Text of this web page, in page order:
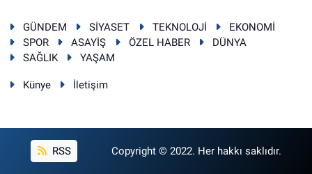
GÜNDEM SİYASET TEKNOLOJİ
EKONOMİ
SPOR
ASAYİŞ ÖZEL HABER
DÜNYA
SAĞLIK
YAŞAM
Künye İletişim
RSS Copyright © 2022. Her hakkı saklıdır.